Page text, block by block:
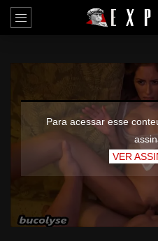
Para acessar esse
VER